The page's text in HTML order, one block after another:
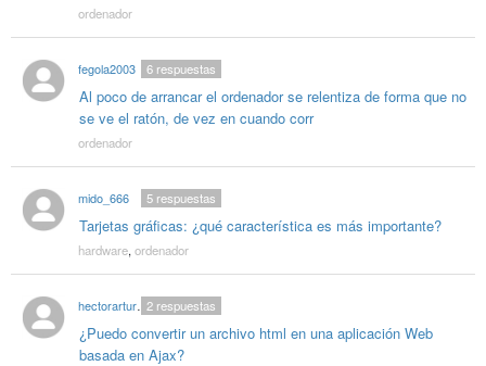
ordenador
fegola2003
Al poco de arrancar el ordenador se relentiza de forma que no
se ve el ratón, de vez en cuando corr
6respuestas
ordenador
mido_666
Tarjetas gráficas: ¿qué característica es más importante?
5respuestas
hardware, ordenador
hectorarturoazuz
¿Puedo convertir un archivo html en una aplicación Web
basada en Ajax?
2respuestas